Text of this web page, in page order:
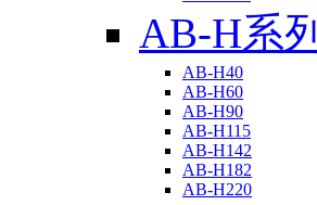
AB-H系列
AB-H40
AB-H60
AB-H90
AB-H115
AB-H142
AB-H182
AB-H220